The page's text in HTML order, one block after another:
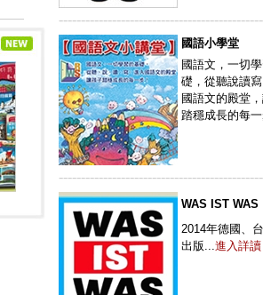
----------------------------------------------
國語小學堂
國語文，一切
礎，從聽說讀
國語文的殿堂
踏穩成長的每
----------------------------------------------
WAS IST WAS
2014年德國、
出版...進入詳讀